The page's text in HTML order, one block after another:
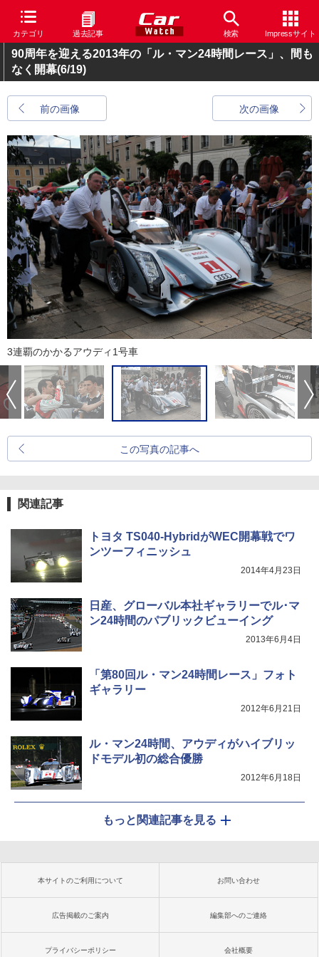
カテゴリ 過去記事 検索 Impressサイト
90周年を迎える2013年の「ル・マン24時間レース」、間も
なく開幕(6/19)
前の画像 次の画像
3連覇のかかるアウディ1号車
この写真の記事へ
関連記事
トヨタ TS040-HybridがWEC開幕戦でワ
ンツーフィニッシュ
2014年4月23日
日産、グローバル本社ギャラリーでル･マ
ン24時間のパブリックビューイング
2013年6月4日
「第80回ル・マン24時間レース」フォト
ギャラリー
2012年6月21日
ル・マン24時間、アウディがハイブリッ
ドモデル初の総合優勝
2012年6月18日
もっと関連記事を見る
本サイトのご利用について お問い合わせ
広告掲載のご案内 編集部へのご連絡
プライバシーポリシー 会社概要